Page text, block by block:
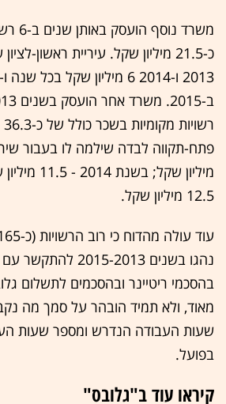
משרד
כ-21.5 מיליון שקל. עיריית ראשון-
12.5 מיליון שקל.
נהגו בשנים 2015-
בהסכמי ריטיינר ובהסכמים לתשלום
מאוד, ולא תמיד הובהר על סמך מה
שעות העבודה הנדרש ומספר שעות
בפועל.
קיראו עוד ב"גלובס"